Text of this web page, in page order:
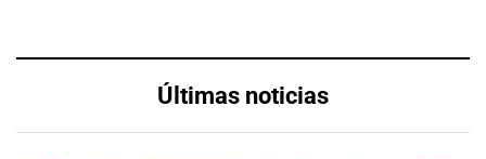
Últimas noticias